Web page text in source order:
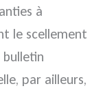
à
le scellement
par ailleurs,